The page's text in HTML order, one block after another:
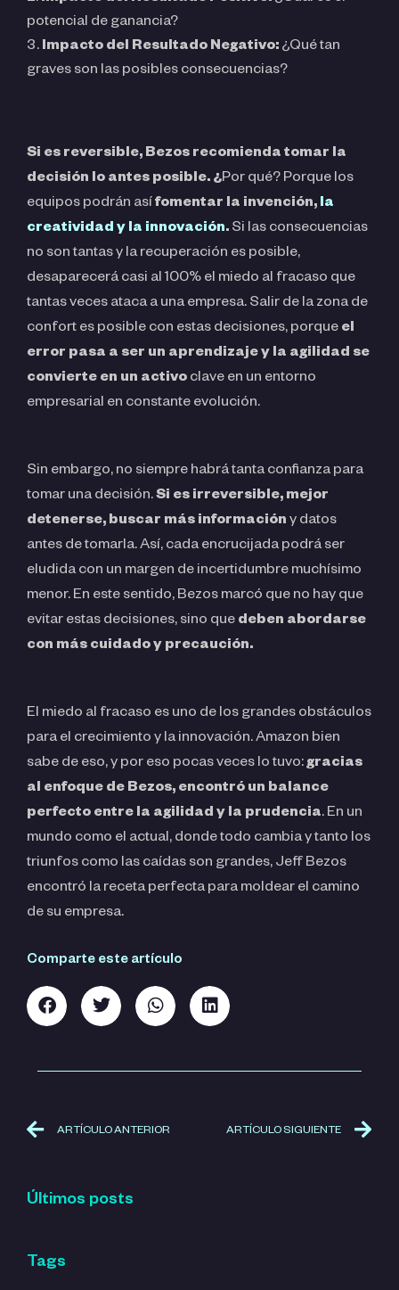
potencial de ganancia?
Impacto del Resultado Negativo: ¿Qué tan
graves son las posibles consecuencias?
Si es reversible, Bezos recomienda tomar la
decisión lo antes posible. ¿Por qué? Porque los
equipos podrán así fomentar la invención, la
creatividad y la innovación. Si las consecuencias
no son tantas y la recuperación es posible,
desaparecerá casi al 100% el miedo al fracaso que
tantas veces ataca a una empresa. Salir de la zona de
confort es posible con estas decisiones, porque el
error pasa a ser un aprendizaje y la agilidad se
convierte en un activo clave en un entorno
empresarial en constante evolución.
Sin embargo, no siempre habrá tanta confianza para
tomar una decisión.Si es irreversible, mejor
detenerse, buscar más información y datos
antes de tomarla. Así, cada encrucijada podrá ser
eludida con un margen de incertidumbre muchísimo
menor. En este sentido, Bezos marcó que no hay que
evitar estas decisiones, sino que deben abordarse
con más cuidado y precaución.
El miedo al fracaso es uno de los grandes obstáculos
para el crecimiento y la innovación. Amazon bien
sabe de eso, y por eso pocas veces lo tuvo:gracias
al enfoque de Bezos, encontró un balance
perfecto entre la agilidad y la prudencia. En un
mundo como el actual, donde todo cambia y tanto los
triunfos como las caídas son grandes, Jeff Bezos
encontró la receta perfecta para moldear el camino
de su empresa.
Comparte este artículo
ARTÍCULO ANTERIOR ARTÍCULO SIGUIENTE
Últimos posts
Tags